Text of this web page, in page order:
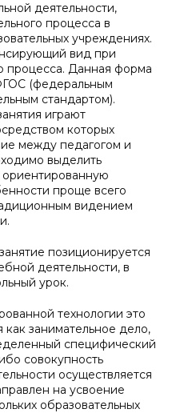
деятельности,
процесса в
учреждениях.
вид при
процесса. Данная форма
(федеральным
стандартом).
играют
которых
между педагогом и
выделить
проще всего
видением
позиционируется
деятельности, в
урок.
технологии это
занимательное дело,
специфический
совокупность
осуществляется
на усвоение
образовательных